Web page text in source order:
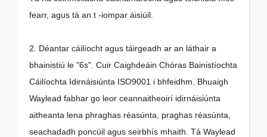
fearr, agus tá an t -iompar áisiúil.
2. Déantar cáilíocht agus táirgeadh ar an láthair a
bhainistiú le "6s". Cuir Caighdeáin Chóras Bainistíochta
Cáilíochta Idirnáisiúnta ISO9001 i bhfeidhm. Bhuaigh
Waylead fabhar go leor ceannaitheoirí idirnáisiúnta
aitheanta lena phraghas réasúnta, praghas réasúnta,
seachadadh poncúil agus seirbhís mhaith. Tá Waylead